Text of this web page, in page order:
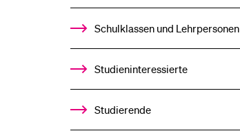
%1$S
UNTERMENÜ
Schulklassen und Lehrpersonen
Studieninteressierte
Studierende